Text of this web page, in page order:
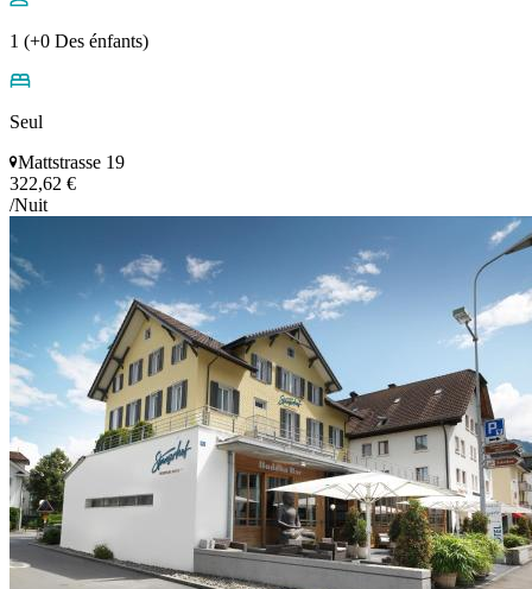
1 (+0 Des énfants)
Seul
Mattstrasse 19
322,62 €
/Nuit